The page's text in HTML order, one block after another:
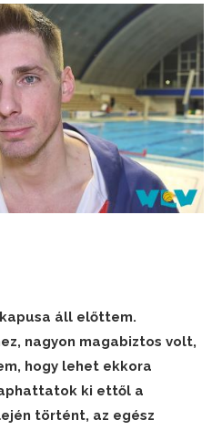
kapusa áll előttem.
nagyon magabiztos volt,
hogy lehet ekkora
ki ettől a
történt, az egész